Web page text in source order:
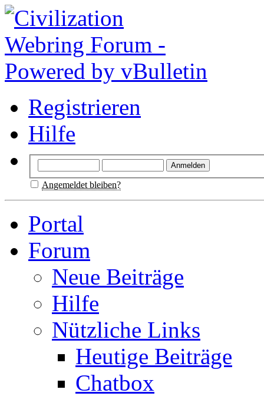
Registrieren
Hilfe
Angemeldet bleiben?
Portal
Forum
Neue Beiträge
Hilfe
Nützliche Links
Heutige Beiträge
Chatbox